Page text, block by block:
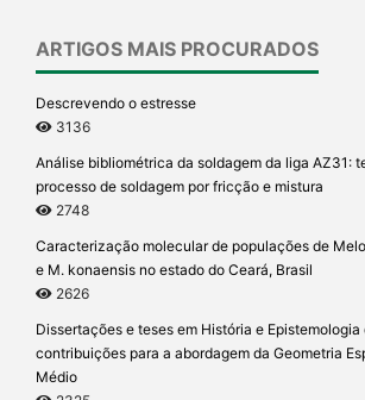
ARTIGOS MAIS PROCURADOS
Descrevendo o estresse
3136
Análise bibliométrica da soldagem da liga AZ31:
processo de soldagem por fricção e mistura
2748
Caracterização molecular de populações de
e M. konaensis no estado do Ceará, Brasil
2626
Dissertações e teses em História e
contribuições para a abordagem da Geometria
Médio